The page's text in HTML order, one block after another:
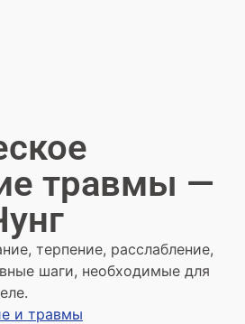
травмы —
терпение, расслабление,
шаги, необходимые для
и травмы